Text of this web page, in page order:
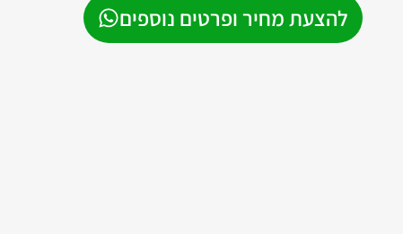
להצעת מחיר ופרטים נוספים